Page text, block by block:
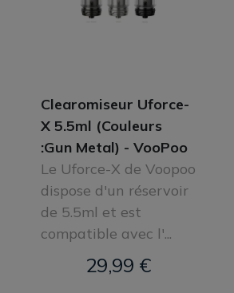
Clearomiseur Uforce-
X 5.5ml (Couleurs
:Gun Metal) - VooPoo
Le Uforce-X de Voopoo
dispose d'un réservoir
de 5.5ml et est
compatible avec l'...
29,99 €